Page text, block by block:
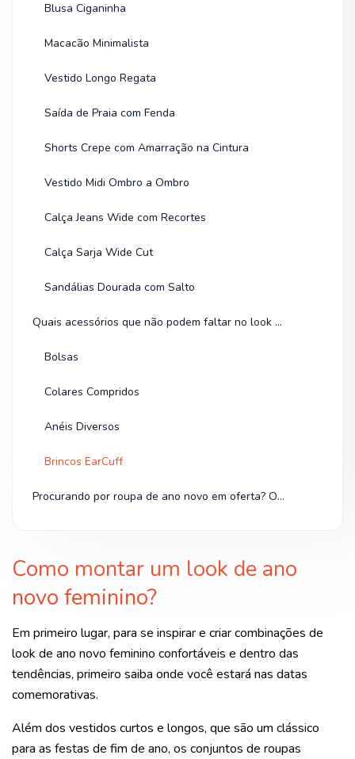
Blusa Ciganinha
Macacão Minimalista
Vestido Longo Regata
Saída de Praia com Fenda
Shorts Crepe com Amarração na Cintura
Vestido Midi Ombro a Ombro
Calça Jeans Wide com Recortes
Calça Sarja Wide Cut
Sandálias Dourada com Salto
Quais acessórios que não podem faltar no look ano novo feminino?
Bolsas
Colares Compridos
Anéis Diversos
Brincos EarCuff
Procurando por roupa de ano novo em oferta? Olha na Shopee!
Como montar um look de ano
novo feminino?
Em primeiro lugar, para se inspirar e criar combinações de
look de ano novo feminino confortáveis e dentro das
tendências, primeiro saiba onde você estará nas datas
comemorativas.
Além dos vestidos curtos e longos, que são um clássico
para as festas de fim de ano, os conjuntos de roupas